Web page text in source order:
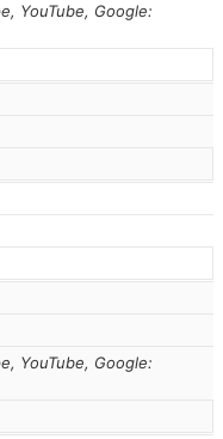
YouTube, Google
YouTube, Google